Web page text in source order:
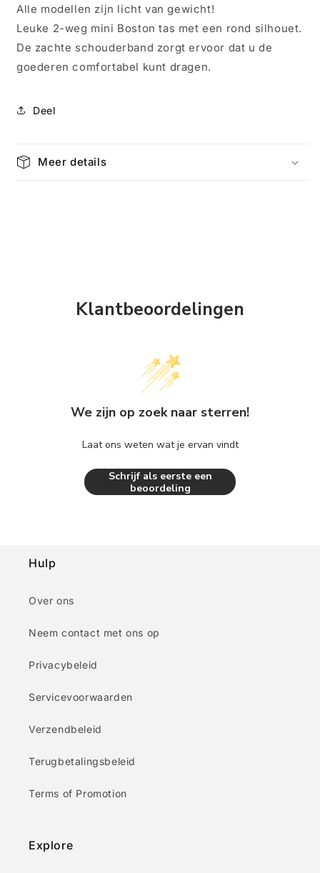
Alle modellen zijn licht van gewicht!
Leuke 2-weg mini Boston tas met een rond silhouet.
De zachte schouderband zorgt ervoor dat u de
goederen comfortabel kunt dragen.
Deel
Meer details
Klantbeoordelingen
We zijn op zoek naar sterren!
Laat ons weten wat je ervan vindt
Schrijf als eerste een
beoordeling
Hulp
Over ons
Neem contact met ons op
Privacybeleid
Servicevoorwaarden
Verzendbeleid
Terugbetalingsbeleid
Terms of Promotion
Explore